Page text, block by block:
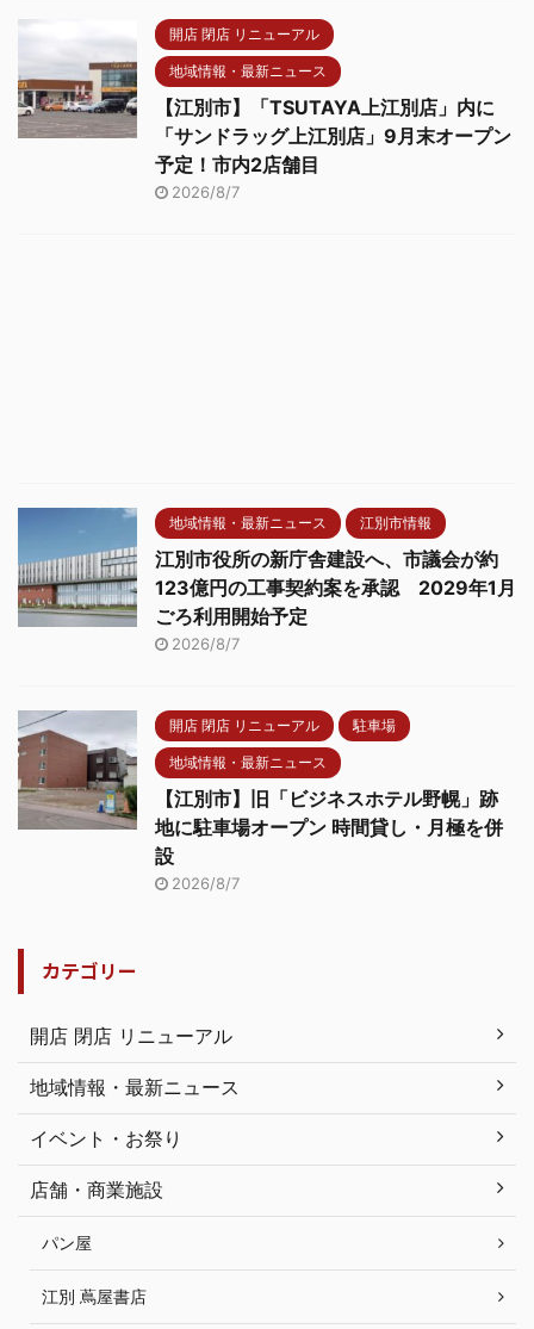
開店 閉店 リニューアル
地域情報・最新ニュース
【江別市】「TSUTAYA上江別店」内に
「サンドラッグ上江別店」9月末オープン
予定！市内2店舗目
2026/8/7
地域情報・最新ニュース 江別市情報
江別市役所の新庁舎建設へ、市議会が約
123億円の工事契約案を承認 2029年1月
ごろ利用開始予定
2026/8/7
開店 閉店 リニューアル 駐車場
地域情報・最新ニュース
【江別市】旧「ビジネスホテル野幌」跡
地に駐車場オープン 時間貸し・月極を併
設
2026/8/7
カテゴリー
開店 閉店 リニューアル
地域情報・最新ニュース
イベント・お祭り
店舗・商業施設
パン屋
江別 蔦屋書店